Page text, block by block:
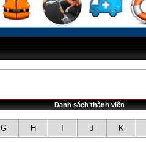
Danh sách thành viên
G H J K